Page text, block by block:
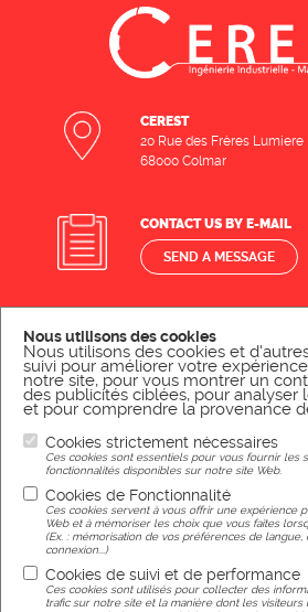
CEREST
20 Rue des Frères Lumiere
68000 Colmar
CONTACT US BY E-MAIL
SEND A MESSAGE
CONTACT US BY PHONE
CALL US
Réalisation
Nous utilisons des cookies
Nous utilisons des cookies et
suivi pour améliorer votre
notre site, pour vous montrer un
des publicités ciblées, pour analyser
et pour comprendre la provenance
Cookies strictement nécessaires
Ces cookies sont essentiels pour vous fournir les
fonctionnalités disponibles sur notre site Web.
Cookies de Fonctionnalité
Ces cookies servent à vous offrir une expérience
Web et à mémoriser les choix que vous faites
(Ex. : mémorisation de vos préférences de langue,
connexion...)
Cookies de suivi et de performance
Ces cookies sont utilisés pour collecter des
trafic sur notre site et la manière dont les visiteurs